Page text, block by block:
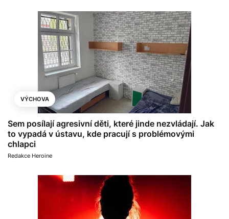
VÝCHOVA
Sem posílají agresivní děti, které jinde nezvládají. Jak
to vypadá v ústavu, kde pracují s problémovými
chlapci
Redakce Heroine